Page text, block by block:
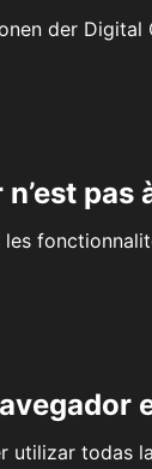
der
pas
utilizar todas